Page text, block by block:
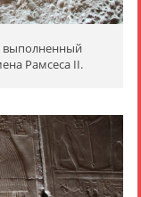
выполненный
Рамсеса II.